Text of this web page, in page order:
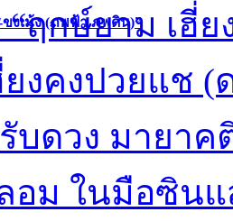
งเม้ง (ภพฟ้า ภพดิน)”
ฤกษ์ยาม เฮี่ย
ยงคงปวยแช (
บดวง มายา
อม ในมือซิน